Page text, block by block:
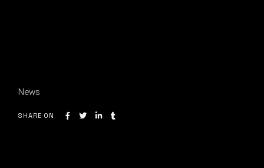
News
SHARE ON